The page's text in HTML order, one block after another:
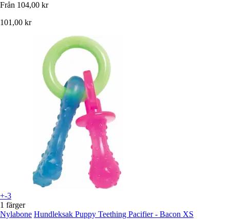
Från 104,00 kr
101,00 kr
+-3
1 färger
Nylabone Hundleksak Puppy Teething Pacifier - Bacon XS